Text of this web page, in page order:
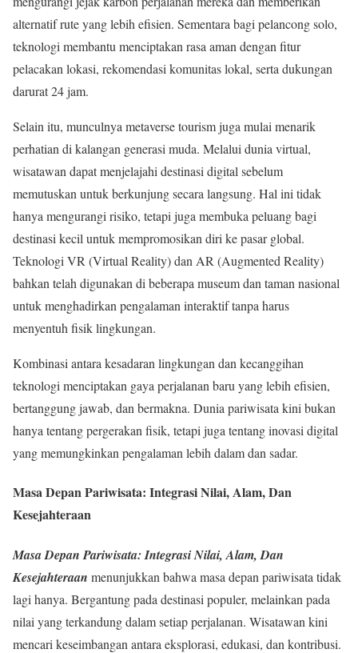
alternatif rute yang lebih efisien. Sementara bagi pelancong solo,
teknologi membantu menciptakan rasa aman dengan fitur
pelacakan lokasi, rekomendasi komunitas lokal, serta dukungan
darurat 24 jam.
Selain itu, munculnya metaverse tourism juga mulai menarik
perhatian di kalangan generasi muda. Melalui dunia virtual,
wisatawan dapat menjelajahi destinasi digital sebelum
memutuskan untuk berkunjung secara langsung. Hal ini tidak
hanya mengurangi risiko, tetapi juga membuka peluang bagi
destinasi kecil untuk mempromosikan diri ke pasar global.
Teknologi VR (Virtual Reality) dan AR (Augmented Reality)
bahkan telah digunakan di beberapa museum dan taman nasional
untuk menghadirkan pengalaman interaktif tanpa harus
menyentuh fisik lingkungan.
Kombinasi antara kesadaran lingkungan dan kecanggihan
teknologi menciptakan gaya perjalanan baru yang lebih efisien,
bertanggung jawab, dan bermakna. Dunia pariwisata kini bukan
hanya tentang pergerakan fisik, tetapi juga tentang inovasi digital
yang memungkinkan pengalaman lebih dalam dan sadar.
Masa Depan Pariwisata: Integrasi Nilai, Alam, Dan
Kesejahteraan
Masa Depan Pariwisata: Integrasi Nilai, Alam, Dan
Kesejahteraan menunjukkan bahwa masa depan pariwisata tidak
lagi hanya. Bergantung pada destinasi populer, melainkan pada
nilai yang terkandung dalam setiap perjalanan. Wisatawan kini
mencari keseimbangan antara eksplorasi, edukasi, dan kontribusi.